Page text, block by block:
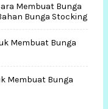
Membuat Bunga
Bunga Stocking
Membuat Bunga
Membuat Bunga